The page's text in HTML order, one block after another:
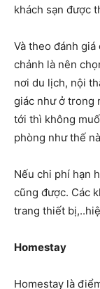
khách sạn được
Và theo đánh
chảnh là nên
nơi du lịch, nội
giác như ở trong
tới thì không
phòng như thế
Nếu chi phí hạn
cũng được. Các
trang thiết
Homestay
Homestay là